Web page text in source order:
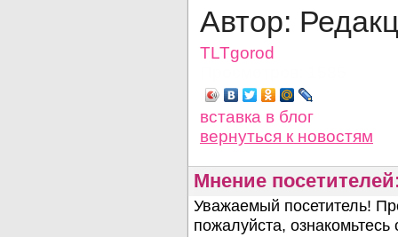
Автор:
TLTgorod
вставка в блог
вернуться к новостям
Мнение